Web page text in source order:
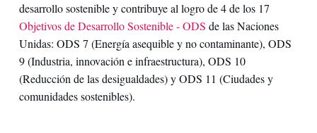
desarrollo sostenible y contribuye al logro de 4 de los 17
Objetivos de Desarrollo Sostenible - ODS de las Naciones
Unidas: ODS 7 (Energía asequible y no contaminante), ODS
9 (Industria, innovación e infraestructura), ODS 10
(Reducción de las desigualdades) y ODS 11 (Ciudades y
comunidades sostenibles).